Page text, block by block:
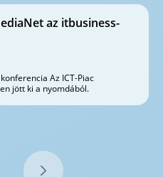
az itbusiness-
Az ICT-Piac
jött ki a nyomdából.